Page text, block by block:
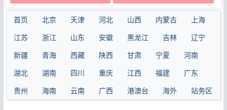
首页 北京 天津 河北 山西 内蒙古
上海
江苏
浙江 山东 安徽 黑龙江 吉林
辽宁
新疆
青海 西藏 陕西 甘肃 宁夏
河南
湖北
湖南 四川 重庆 江西 福建
广东
贵州
海南 云南 广西 港澳台 海外 站务区